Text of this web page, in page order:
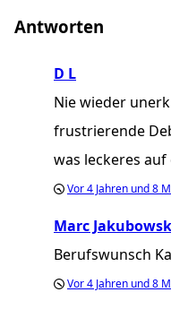
Antworten
D L
Nie wieder
frustrierende
was leckeres auf
Vor4 Jahren und 8
Marc
Berufswunsch
Vor4 Jahren und 8